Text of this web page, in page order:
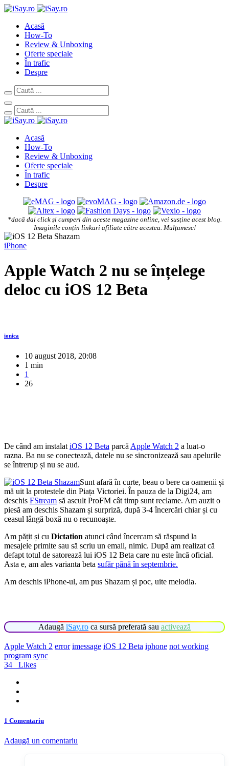
Acasă
How-To
Review & Unboxing
Oferte speciale
În trafic
Despre
Acasă
How-To
Review & Unboxing
Oferte speciale
În trafic
Despre
*dacă dai click și cumperi din aceste magazine online, vei susține acest blog.
Imaginile conțin linkuri afiliate către acestea. Mulțumesc!
iPhone
Apple Watch 2 nu se înțelege
deloc cu iOS 12 Beta
ionica
10 august 2018, 20:08
1 min
1
26
De când am instalat iOS 12 Beta parcă Apple Watch 2 a luat-o
razna. Ba nu se conectează, datele nu se sincronizează sau apelurile
se întrerup și nu se aud.
Sunt afară în curte, beau o bere ca oamenii și
mă uit la protestele din Piața Victoriei. În pauza de la Digi24, am
deschis FStream să ascult ProFM cât timp sunt reclame. Am auzit o
piesă am deschis Shazam și surpriză, după 3-4 încercări chiar și cu
ceasul lângă boxă nu o recunoaște.
Am pățit și cu Dictation atunci când încercam să răspund la
mesajele primite sau să scriu un email, nimic. După am realizat că
defapt totul de satorează lui iOS 12 Beta care nu este încă oficial.
Asta e, am ales varianta beta sufăr până în septembrie.
Am deschis iPhone-ul, am pus Shazam și poc, uite melodia.
Adaugă iSay.ro ca sursă preferată sau activează
Apple Watch 2 error imessage iOS 12 Beta iphone not working
program sync
34
Likes
1 Comentariu
Adaugă un comentariu